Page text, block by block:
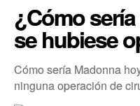
¿Cómo
se hubiese
Cómo sería Madonna
ninguna operación de